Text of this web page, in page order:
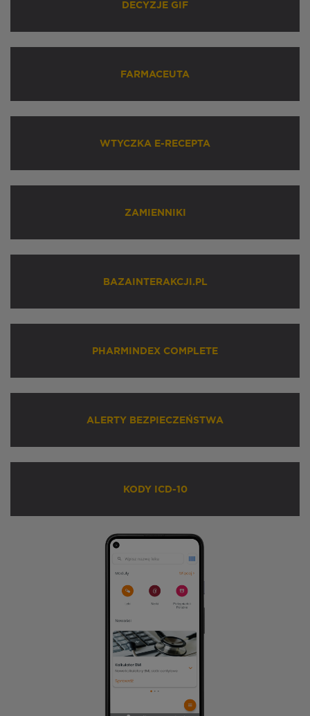
DECYZJE GIF
FARMACEUTA
WTYCZKA E-RECEPTA
ZAMIENNIKI
BAZAINTERAKCJI.PL
PHARMINDEX COMPLETE
ALERTY BEZPIECZEŃSTWA
KODY ICD-10